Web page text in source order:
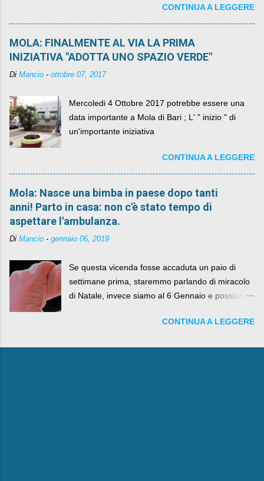
CONTINUA A LEGGERE
MOLA: FINALMENTE AL VIA LA PRIMA
INIZIATIVA "ADOTTA UNO SPAZIO VERDE"
Di Mancio - ottobre 07, 2017
Mercoledi 4 Ottobre 2017 potrebbe essere una
data importante a Mola di Bari ; L' " inizio " di
un'importante iniziativa
CONTINUA A LEGGERE
Mola: Nasce una bimba in paese dopo tanti
anni! Parto in casa: non c'è stato tempo di
aspettare l'ambulanza.
Di Mancio - gennaio 06, 2019
Se questa vicenda fosse accaduta un paio di
settimane prima, staremmo parlando di miracolo
di Natale, invece siamo al 6 Gennaio e possiamo
e la Befana, visto il lieto epilogo della vicenda.
CONTINUA A LEGGERE